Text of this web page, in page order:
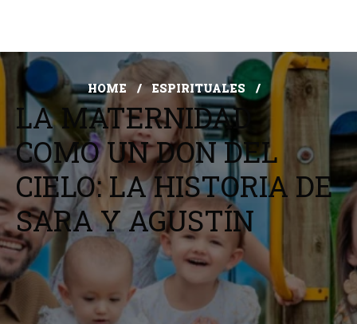
HOME ESPIRITUALES
LA MATERNIDAD
COMO UN DON DEL
CIELO: LA HISTORIA DE
SARA Y AGUSTÍN